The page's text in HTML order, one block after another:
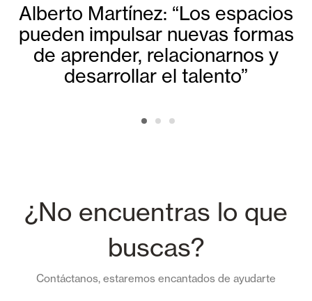
Alberto Martínez: “Los espacios
pueden impulsar nuevas formas
de aprender, relacionarnos y
desarrollar el talento”
¿No encuentras lo que
buscas?
Contáctanos, estaremos encantados de ayudarte